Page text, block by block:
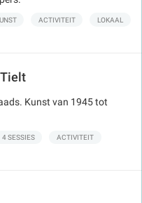
ACTIVITEIT LOKAAL
Kunst van 1945 tot
4 SESSIES ACTIVITEIT